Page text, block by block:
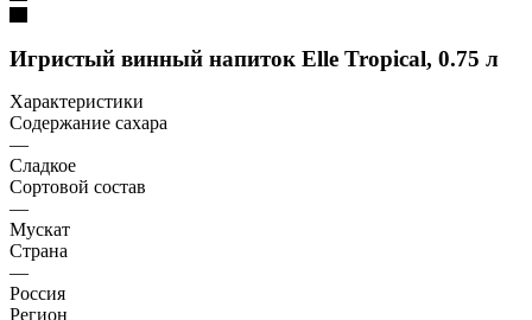
Игристый винный напиток Elle Tropical, 0.75 л
Характеристики
Содержание сахара
—
Сладкое
Сортовой состав
—
Мускат
Страна
—
Россия
Регион